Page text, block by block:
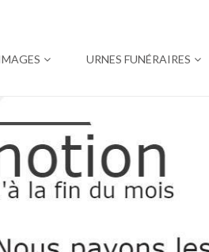
URNES FUNÉRAIRES